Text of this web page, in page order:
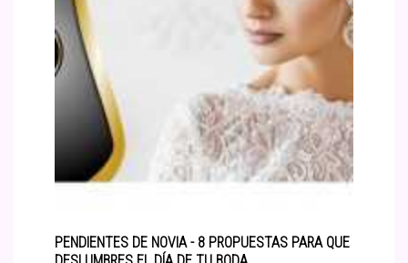
PENDIENTES DE NOVIA - 8 PROPUESTAS PARA QUE